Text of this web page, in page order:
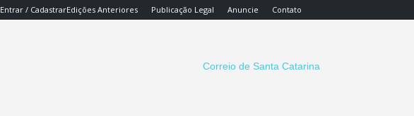
Entrar / CadastrarEdições Anteriores Publicação Legal Anuncie Contato